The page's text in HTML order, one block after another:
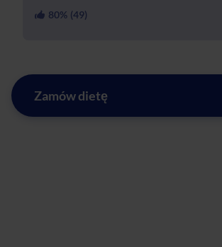
80% (49)
Zamów dietę